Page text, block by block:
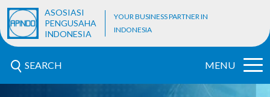
ASOSIASI
PENGUSAHA
INDONESIA
YOUR BUSINESS PARTNER IN
INDONESIA
SEARCH MENU